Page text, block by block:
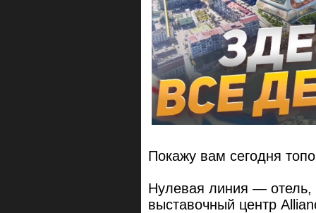
Покажу вам сегодня
Нулевая линия —
выставочный центр